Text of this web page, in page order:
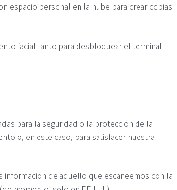
espacio personal en la nube para crear copias
facial tanto para desbloquear el terminal
para la seguridad o la protección de la
o, en este caso, para satisfacer nuestra
información de aquello que escaneemos con la